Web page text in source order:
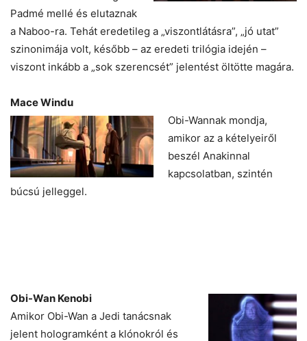
Padmé mellé és elutaznak
a Naboo-ra. Tehát eredetileg a „viszontlátásra”, „jó utat”
szinonimája volt, később – az eredeti trilógia idején –
viszont inkább a „sok szerencsét” jelentést öltötte magára.
Mace Windu
Obi-Wannak mondja,
amikor az a kételyeiről
beszél Anakinnal
kapcsolatban, szintén
búcsú jelleggel.
Obi-Wan Kenobi
Amikor Obi-Wan a Jedi tanácsnak
jelent hologramként a klónokról és